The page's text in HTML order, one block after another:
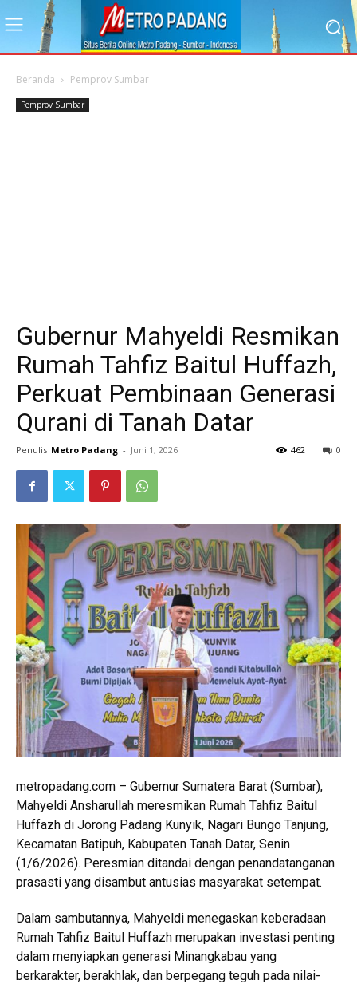
Beranda Pemprov Sumbar
Pemprov Sumbar
Gubernur Mahyeldi Resmikan
Rumah Tahfiz Baitul Huffazh,
Perkuat Pembinaan Generasi
Qurani di Tanah Datar
Penulis Metro Padang - Juni 1, 2026 0
462
metropadang.com – Gubernur Sumatera Barat (Sumbar),
Mahyeldi Ansharullah meresmikan Rumah Tahfiz Baitul
Huffazh di Jorong Padang Kunyik, Nagari Bungo Tanjung,
Kecamatan Batipuh, Kabupaten Tanah Datar, Senin
(1/6/2026). Peresmian ditandai dengan penandatanganan
prasasti yang disambut antusias masyarakat setempat.
Dalam sambutannya, Mahyeldi menegaskan keberadaan
Rumah Tahfiz Baitul Huffazh merupakan investasi penting
dalam menyiapkan generasi Minangkabau yang
berkarakter, berakhlak, dan berpegang teguh pada nilai-